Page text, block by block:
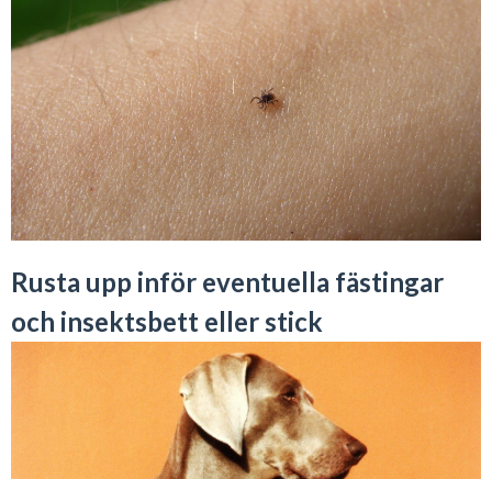
Rusta upp inför eventuella fästingar
och insektsbett eller stick